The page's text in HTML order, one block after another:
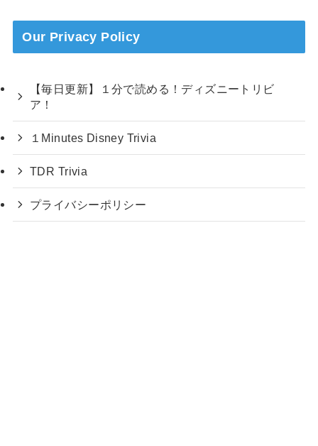
Our Privacy Policy
【毎日更新】１分で読める！ディズニートリビ
ア！
１Minutes Disney Trivia
TDR Trivia
プライバシーポリシー